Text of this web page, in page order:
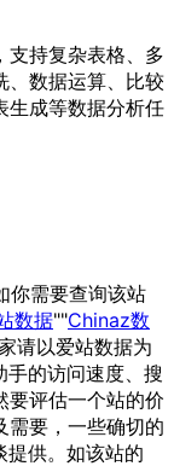
支持复杂表格、多
、数据运算、比较
生成等数据分析任
你需要查询该站
数据""Chinaz数
请以爱站数据为
的访问速度、搜
要评估一个站的价
需要，一些确切的
提供。如该站的